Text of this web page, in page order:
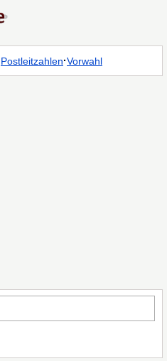
Postleitzahlen·Vorwahl